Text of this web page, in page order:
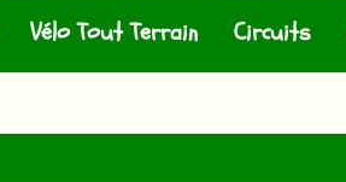
Vélo Tout Terrain Circuits